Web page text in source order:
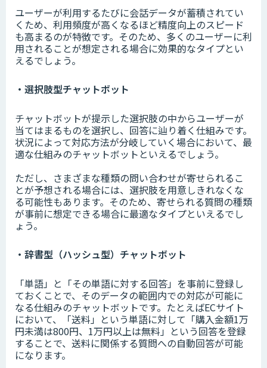
ユーザーが利用するたびに会話データが蓄積されてい
くため、利用頻度が高くなるほど精度向上のスピード
も高まるのが特徴です。そのため、多くのユーザーに利
用されることが想定される場合に効果的なタイプとい
えるでしょう。
・選択肢型チャットボット
チャットボットが提示した選択肢の中からユーザーが
当てはまるものを選択し、回答に辿り着く仕組みです。
状況によって対応方法が分岐していく場合において、最
適な仕組みのチャットボットといえるでしょう。
ただし、さまざまな種類の問い合わせが寄せられるこ
とが予想される場合には、選択肢を用意しきれなくな
る可能性もあります。そのため、寄せられる質問の種類
が事前に想定できる場合に最適なタイプといえるでし
ょう。
・辞書型（ハッシュ型）チャットボット
「単語」と「その単語に対する回答」を事前に登録し
ておくことで、そのデータの範囲内での対応が可能に
なる仕組みのチャットボットです。たとえばECサイト
において、「送料」という単語に対して「購入金額1万
円未満は800円、1万円以上は無料」という回答を登録
することで、送料に関係する質問への自動回答が可能
になります。